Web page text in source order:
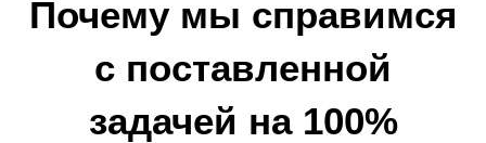
Почему мы справимся
с поставленной
задачей на 100%